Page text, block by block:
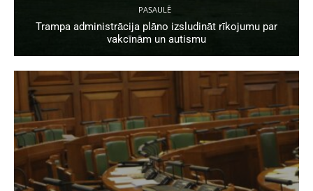
PASAULĒ
Trampa administrācija plāno izsludināt rīkojumu par
vakcīnām un autismu